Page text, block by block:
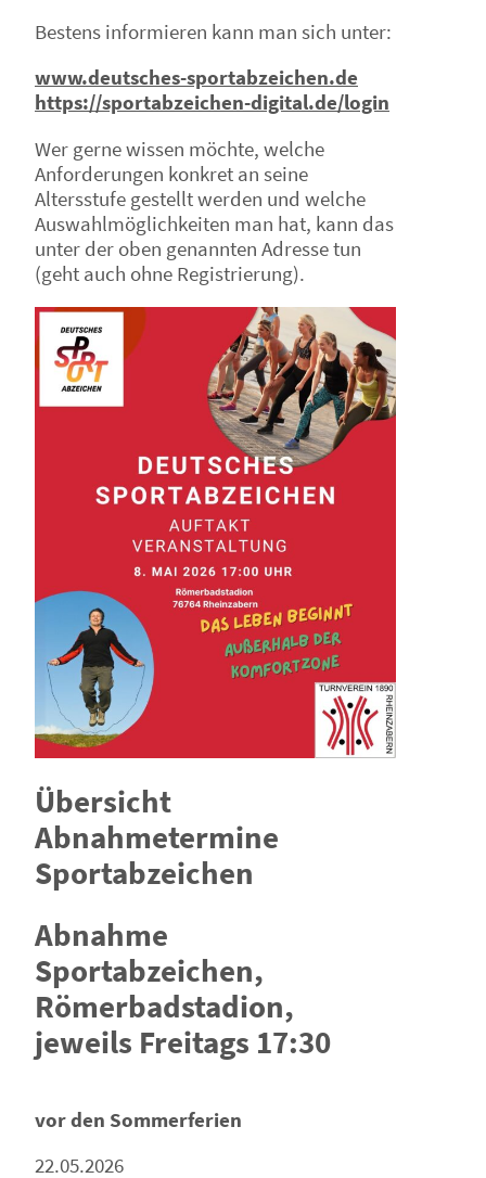
Bestens informieren kann man sich unter:
www.deutsches-sportabzeichen.de
https://sportabzeichen-digital.de/login
Wer gerne wissen möchte, welche
Anforderungen konkret an seine
Altersstufe gestellt werden und welche
Auswahlmöglichkeiten man hat, kann das
unter der oben genannten Adresse tun
(geht auch ohne Registrierung).
Übersicht
Abnahmetermine
Sportabzeichen
Abnahme
Sportabzeichen,
Römerbadstadion,
jeweils Freitags 17:30
vor den Sommerferien
22.05.2026